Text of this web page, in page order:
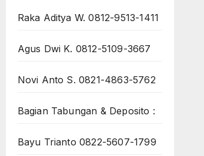
Raka Aditya W. 0812-9513-1411
Agus Dwi K. 0812-5109-3667
Novi Anto S. 0821-4863-5762
Bagian Tabungan & Deposito :
Bayu Trianto 0822-5607-1799